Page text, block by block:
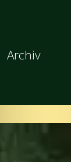
Archiv